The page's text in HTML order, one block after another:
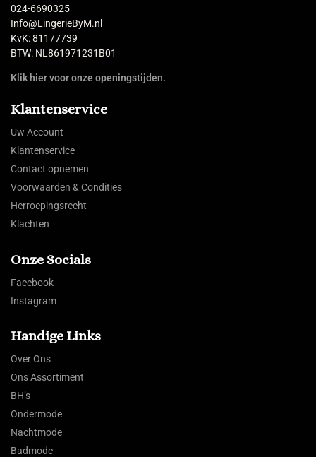
024-6690325
Info@LingerieByM.nl
KvK: 81177739
BTW: NL861971231B01
Klik hier voor onze openingstijden.
Klantenservice
Uw Account
Klantenservice
Contact opnemen
Voorwaarden & Condities
Herroepingsrecht
Klachten
Onze Socials
Facebook
Instagram
Handige Links
Over Ons
Ons Assortiment
BH’s
Ondermode
Nachtmode
Badmode